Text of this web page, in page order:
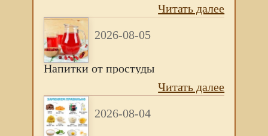
Читать далее
2026-08-05
Напитки от простуды
Читать далее
2026-08-04